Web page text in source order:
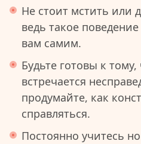
Не стоит мстить или
ведь такое
вам самим.
Будьте готовы к
встречается
продумайте, как
справляться.
Постоянно учитесь